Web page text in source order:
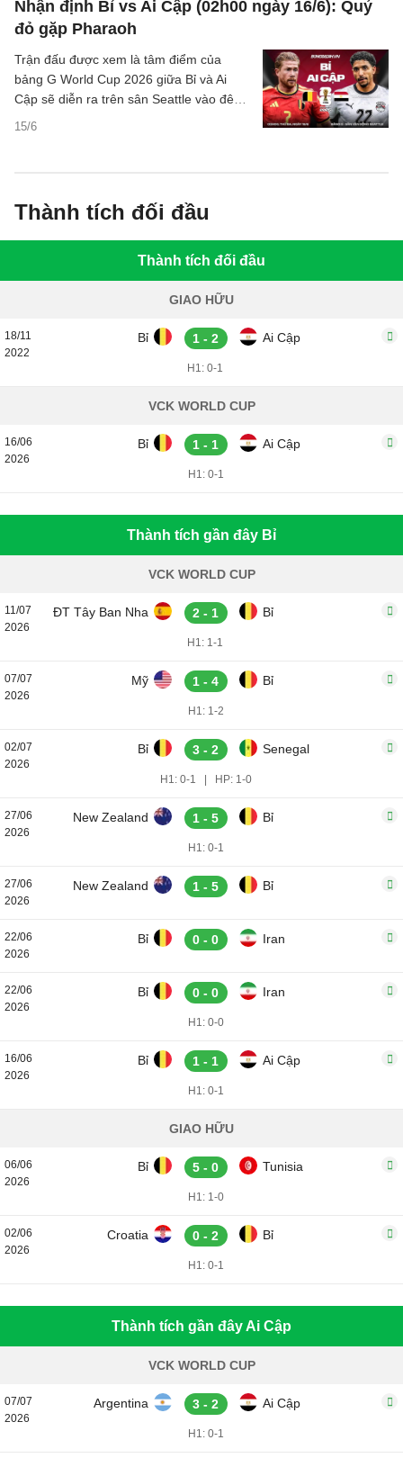
Nhận định Bỉ vs Ai Cập (02h00 ngày 16/6): Quỷ
đỏ gặp Pharaoh
15/6
Trận đấu được xem là tâm điểm của
bảng G World Cup 2026 giữa Bỉ và Ai
Cập sẽ diễn ra trên sân Seattle vào đêm
thứ Hai tới. Với vị trí thứ 9 trên bảng xếp
tại vòng chung kết World Cup.
Thành tích đối đầu
Thành tích đối đầu
GIAO HỮU
18/11
2022
Bỉ 1 - 2 Ai Cập
H1: 0-1
VCK WORLD CUP
16/06
2026
Bỉ 1 - 1 Ai Cập
H1: 0-1
Thành tích gần đây Bỉ
VCK WORLD CUP
11/07
2026
ĐT Tây Ban Nha 2 - 1 Bỉ
H1: 1-1
07/07
2026
Mỹ 1 - 4 Bỉ
H1: 1-2
02/07
2026
Bỉ 3 - 2 Senegal
H1: 0-1 HP: 1-0
27/06
2026
New Zealand 1 - 5 Bỉ
H1: 0-1
27/06
2026
New Zealand 1 - 5 Bỉ
22/06
2026
Bỉ 0 - 0 Iran
22/06
2026
Bỉ 0 - 0 Iran
H1: 0-0
16/06
2026
Bỉ 1 - 1 Ai Cập
H1: 0-1
GIAO HỮU
06/06
2026
Bỉ 5 - 0 Tunisia
H1: 1-0
02/06
2026
Croatia 0 - 2 Bỉ
H1: 0-1
Thành tích gần đây Ai Cập
VCK WORLD CUP
07/07
2026
Argentina 3 - 2 Ai Cập
H1: 0-1